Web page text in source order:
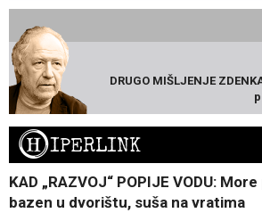
DRUGO MIŠLJENJE
HIPERLINK
KAD „RAZVOJ“ POPIJE VODU:
bazen u dvorištu, suša na vratima